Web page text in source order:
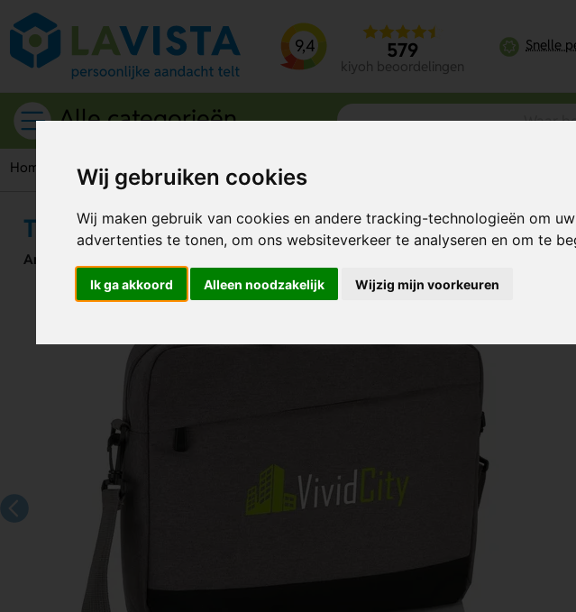
Wij gebruiken cookies
Wij maken gebruik van cookies en andere tracking-technologieën om
advertenties te tonen, om ons websiteverkeer te analyseren en om te
Ik ga akkoord Alleen noodzakelijk Wijzig mijn voorkeuren
9,4 579
kiyoh beoordelingen
Snelle
Alle categorieën
Home Tassen Laptoptassen Trend 15” laptop tas – PVC-vrij
Trend 15” laptop tas – PVC-vrij
Artikelnummer: